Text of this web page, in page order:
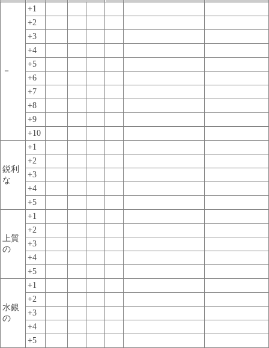
－
+1
+2
+3
+4
+5
+6
+7
+8
+9
+10
鋭利
な
+1
+2
+3
+4
+5
上質
の
+1
+2
+3
+4
+5
水銀
の
+1
+2
+3
+4
+5